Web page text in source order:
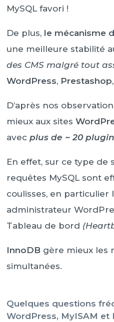
MySQL favori !
De plus, le mécanisme
une meilleure stabilité
des CMS malgré tout
WordPress, Prestashop,
D’après nos
mieux aux sites
avec plus de ~ 20
En effet, sur ce type de
requêtes MySQL sont
coulisses, en particulier
administrateur
Tableau de bord
InnoDB gère mieux les
simultanées.
Quelques questions
WordPress, MyISAM et